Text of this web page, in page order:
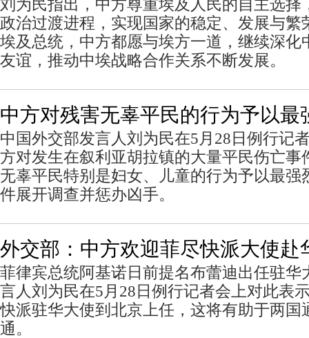
刘为民指出，中方尊重埃及人民的自主选择
政治过渡进程，实现国家的稳定、发展与繁
埃及总统，中方都愿与埃方一道，继续深化
友谊，推动中埃战略合作关系不断发展。
中方对残害无辜平民的行为予以最
中国外交部发言人刘为民在5月28日例行记
方对发生在叙利亚胡拉镇的大量平民伤亡事
无辜平民特别是妇女、儿童的行为予以最强
件展开调查并惩办凶手。
外交部：中方欢迎菲尽快派大使赴
菲律宾总统阿基诺日前提名布蕾迪出任驻华
言人刘为民在5月28日例行记者会上对此表
快派驻华大使到北京上任，这将有助于两国
通。